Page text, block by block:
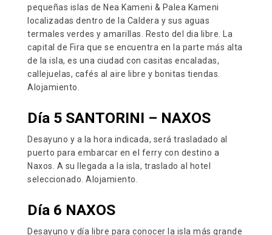
pequeñas islas de Nea Kameni & Palea Kameni
localizadas dentro de la Caldera y sus aguas
termales verdes y amarillas. Resto del dia libre. La
capital de Fira que se encuentra en la parte más alta
de la isla, es una ciudad con casitas encaladas,
callejuelas, cafés al aire libre y bonitas tiendas.
Alojamiento.
Día 5 SANTORINI – NAXOS
Desayuno y a la hora indicada, será trasladado al
puerto para embarcar en el ferry con destino a
Naxos. A su llegada a la isla, traslado al hotel
seleccionado. Alojamiento.
Día 6 NAXOS
Desayuno y día libre para conocer la isla más grande